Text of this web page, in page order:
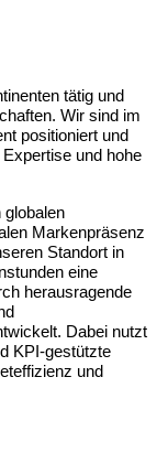
tätig und
Wir sind im
positioniert und
und hohe
Markenpräsenz
Standort in
eine
herausragende
Dabei nutzt
KPI-gestützte
und